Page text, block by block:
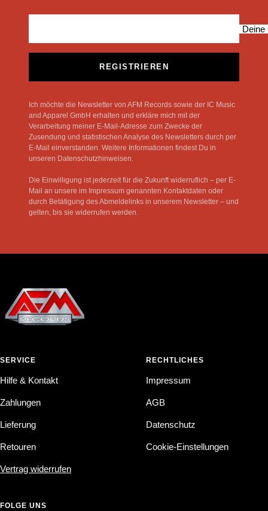
Deine
REGISTRIEREN
Ich möchte die Newsletter von AFM Records sowie der IC Music
and Apparel GmbH erhalten und erkläre mich mit der
Verarbeitung meiner E-Mail-Adresse zum Zwecke der
Zusendung und statistischen Analyse des Newsletters durch per
E-Mail einverstanden. Weitere Informationen findest Du in
unseren Datenschutzhinweisen.
Die Einwilligung ist jederzeit für die Zukunft widerruflich – per E-
Mail an unsere im Impressum genannten Kontaktdaten oder
durch Betätigung des Abmeldelinks in unserem Newsletter – und
gelten, bis sie widerrufen werden.
SERVICE
Hilfe & Kontakt
Zahlungen
Lieferung
Retouren
Vertrag widerrufen
RECHTLICHES
Impressum
AGB
Datenschutz
Cookie-Einstellungen
FOLGE UNS